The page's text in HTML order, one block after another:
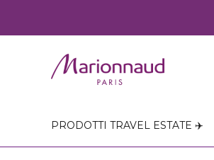
PRODOTTI TRAVEL ESTATE ✈️